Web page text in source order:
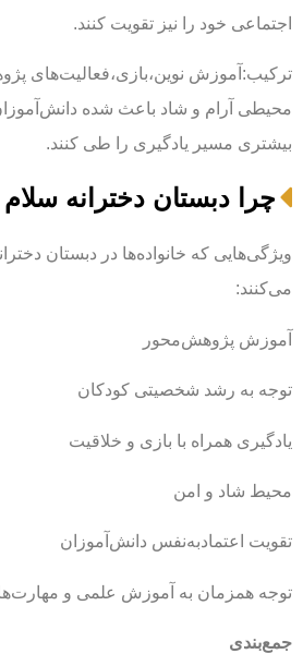
اجتماعی خود را نیز تقویت کنند.
ترکیب:آموزش نوین،بازی،فعالیت‌های
محیطی آرام و شاد باعث شده دانش‌آموزان
بیشتری مسیر یادگیری را طی کنند.
چرا دبستان دخترانه
ویژگی‌هایی که خانواده‌ها در دبستان
می‌کنند:
آموزش پژوهش‌محور
توجه به رشد شخصیتی کودکان
یادگیری همراه با بازی و خلاقیت
محیط شاد و امن
تقویت اعتمادبه‌نفس دانش‌آموزان
توجه همزمان به آموزش علمی و
جمع‌بندی